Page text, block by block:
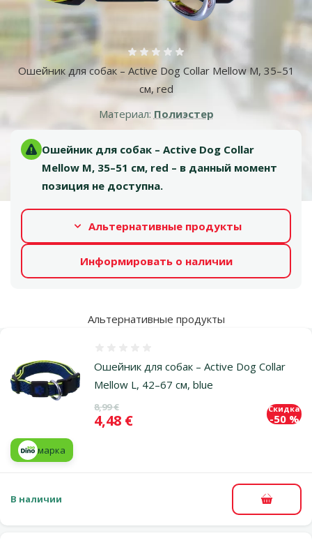
Ошейник для собак – Active Dog Collar Mellow M, 35–51
см, red
Оценка 0%
Материал: Полиэстер
Ошейник для собак – Active Dog Collar
Mellow M, 35–51 см, red – в данный момент
позиция не доступна.
Альтернативные продукты
Информировать о наличии
Альтернативные продукты
Ошейник для собак – Active Dog Collar
Mellow L, 42–67 см, blue
Исходная цена
8,99 €
Цена
4,48 €
Скидка
-50 %
марка
В наличии В